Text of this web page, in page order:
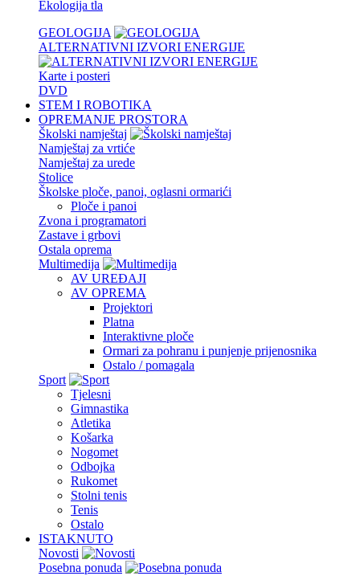
Ekologija tla
GEOLOGIJA
ALTERNATIVNI IZVORI ENERGIJE
Karte i posteri
DVD
STEM I ROBOTIKA
OPREMANJE PROSTORA
Školski namještaj
Namještaj za vrtiće
Namještaj za urede
Stolice
Školske ploče, panoi, oglasni ormarići
Ploče i panoi
Zvona i programatori
Zastave i grbovi
Ostala oprema
Multimedija
AV UREĐAJI
AV OPREMA
Projektori
Platna
Interaktivne ploče
Ormari za pohranu i punjenje prijenosnika
Ostalo / pomagala
Sport
Tjelesni
Gimnastika
Atletika
Košarka
Nogomet
Odbojka
Rukomet
Stolni tenis
Tenis
Ostalo
ISTAKNUTO
Novosti
Posebna ponuda